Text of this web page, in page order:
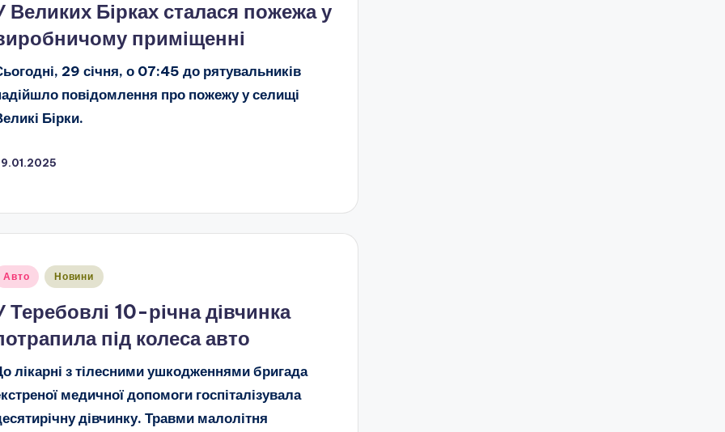
Великих Бірках сталася пожежа у
приміщенні
29 січня, о 07:45 до рятувальників
повідомлення про пожежу у селищі
Бірки.
Авто Новини
Теребовлі 10-річна дівчинка
під колеса авто
лікарні з тілесними ушкодженнями бригада
медичної допомоги госпіталізувала
дівчинку. Травми малолітня